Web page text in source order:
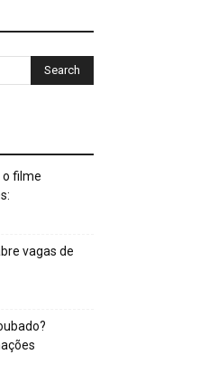
o filme
vagas de